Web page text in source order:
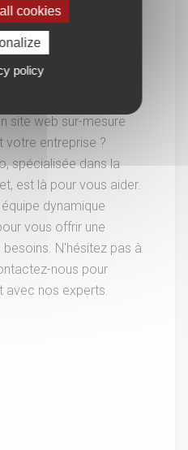
en savoir
site web sur-mesure
votre entreprise ?
spécialisée dans la
est là pour vous aider.
dynamique
vous offrir une
N'hésitez pas à
nous pour
avec nos experts.
cookies
policy